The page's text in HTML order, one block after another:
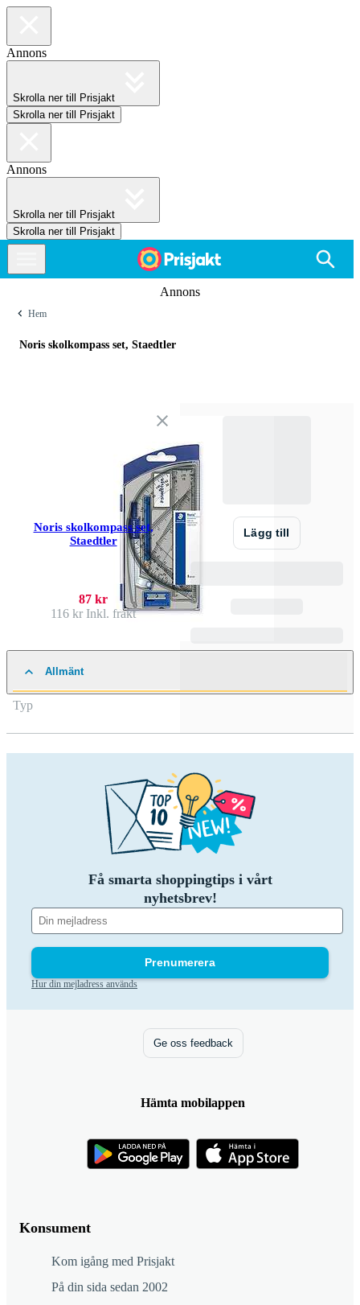
Annons
Skrolla ner till Prisjakt
Skrolla ner till Prisjakt
Annons
Skrolla ner till Prisjakt
Skrolla ner till Prisjakt
Annons
Hem
Noris skolkompass set, Staedtler
Noris skolkompass set,
Staedtler
87 kr
116 kr Inkl. frakt
Lägg till
Allmänt
Typ
Få smarta shoppingtips i vårt
nyhetsbrev!
Prenumerera
Hur din mejladress används
Konsument
Kom igång med Prisjakt
På din sida sedan 2002
Ge oss feedback
Hämta mobilappen